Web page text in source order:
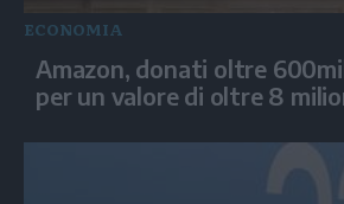
ECONOMIA
Amazon, donati oltre
per un valore di oltre 8